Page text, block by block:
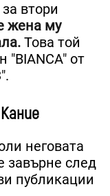
втори
жена му
Това той
"BIANCA" от
неговата
завърне след
публикации